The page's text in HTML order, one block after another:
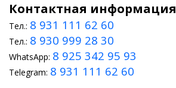
Контактная информация
Тел.: 8 931 111 62 60
Тел.: 8 930 999 28 30
WhatsApp: 8 925 342 95 93
Telegram: 8 931 111 62 60